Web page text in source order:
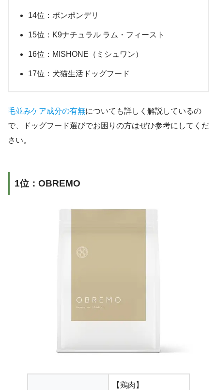
14位：ポンポンデリ
15位：K9ナチュラル ラム・フィースト
16位：MISHONE（ミシュワン）
17位：犬猫生活ドッグフード
毛並みケア成分の有無についても詳しく解説しているの
で、ドッグフード選びでお困りの方はぜひ参考にしてくだ
さい。
1位：OBREMO
【鶏肉】